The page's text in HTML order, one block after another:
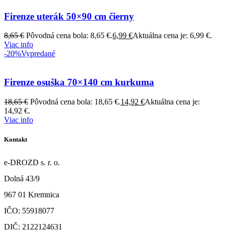
Firenze uterák 50×90 cm čierny
8,65€ Pôvodná cena bola: 8,65 €.6,99 €Aktuálna cena je: 6,99 €.
Viac info
-20%Vypredané
Firenze osuška 70×140 cm kurkuma
18,65€ Pôvodná cena bola: 18,65 €.14,92 €Aktuálna cena je:
14,92 €.
Viac info
Kontakt
e-DROZD s. r. o.
Dolná 43/9
967 01 Kremnica
IČO: 55918077
DIČ: 2122124631